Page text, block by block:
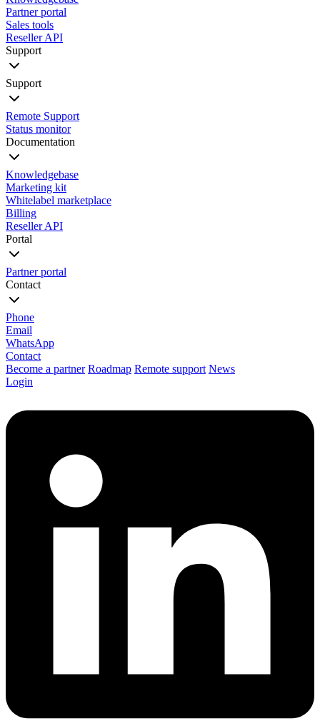
Partner portal
Sales tools
Reseller API
Support
Support
Remote Support
Status monitor
Documentation
Knowledgebase
Marketing kit
Whitelabel marketplace
Billing
Reseller API
Portal
Partner portal
Contact
Phone
Email
WhatsApp
Contact
Become a partner Roadmap Remote support News
Login